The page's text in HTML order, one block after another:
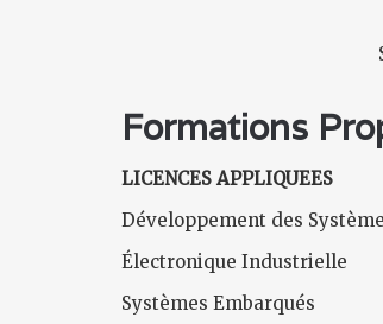
Formations
LICENCES APPLIQUEES
Développement des
Électronique Industrielle
Systèmes Embarqués